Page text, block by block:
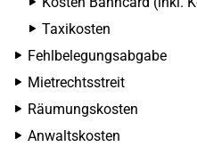
Taxikosten
Fehlbelegungsabgabe
Mietrechtsstreit
Räumungskosten
Anwaltskosten